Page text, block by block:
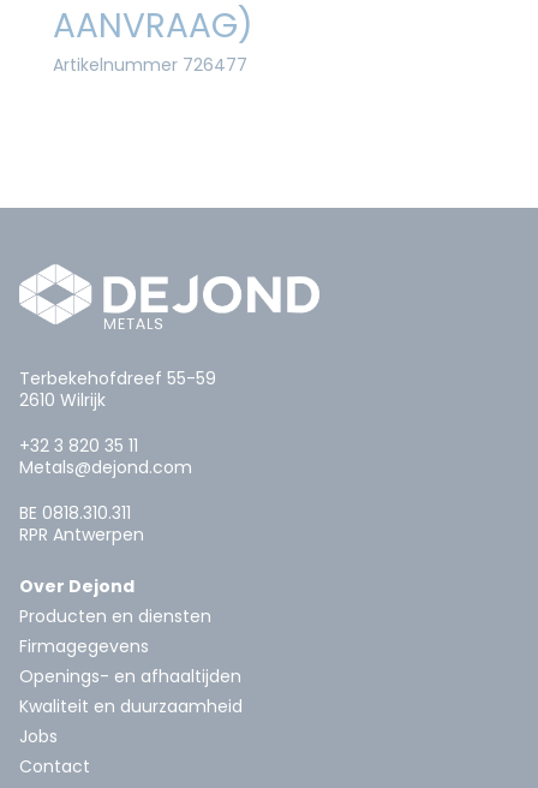
AANVRAAG)
Artikelnummer 726477
Terbekehofdreef 55-59
2610 Wilrijk
+32 3 820 35 11
Metals@dejond.com
BE 0818.310.311
RPR Antwerpen
Over Dejond
Producten en diensten
Firmagegevens
Openings- en afhaaltijden
Kwaliteit en duurzaamheid
Jobs
Contact